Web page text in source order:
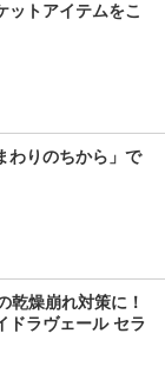
ットアイテムをこ
わりのちから」で
乾燥崩れ対策に！
ドラヴェール セラ